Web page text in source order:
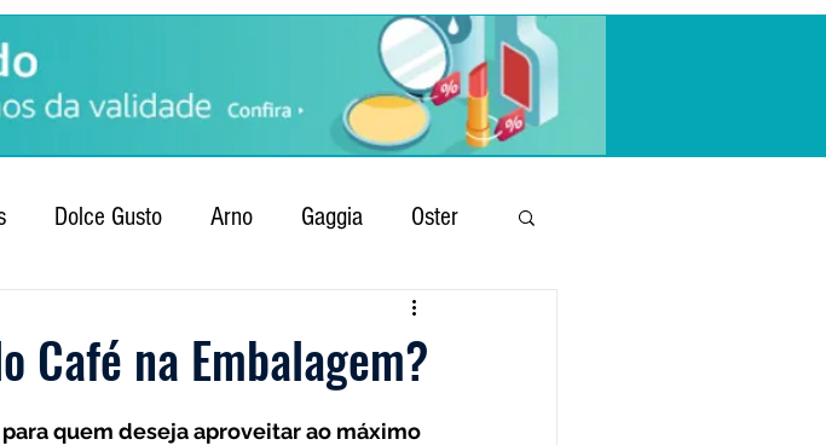
Dolce Gusto Arno Gaggia Oster
Cafeteira Italiana
Café na Embalagem?
quem deseja aproveitar ao máximo